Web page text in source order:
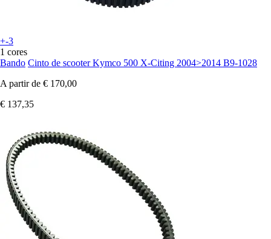
+-3
1 cores
Bando Cinto de scooter Kymco 500 X-Citing 2004>2014 B9-1028
A partir de € 170,00
€ 137,35